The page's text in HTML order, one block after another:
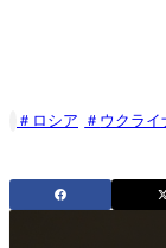
ロシア ウクライ